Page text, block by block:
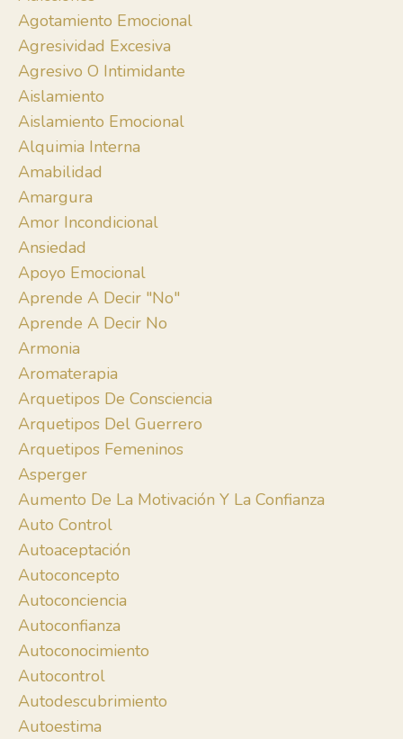
Agotamiento Emocional
Agresividad Excesiva
Agresivo O Intimidante
Aislamiento
Aislamiento Emocional
Alquimia Interna
Amabilidad
Amargura
Amor Incondicional
Ansiedad
Apoyo Emocional
Aprende A Decir "no"
Aprende A Decir No
Armonia
Aromaterapia
Arquetipos De Consciencia
Arquetipos Del Guerrero
Arquetipos Femeninos
Asperger
Aumento De La Motivación Y La Confianza
Auto Control
Autoaceptación
Autoconcepto
Autoconciencia
Autoconfianza
Autoconocimiento
Autocontrol
Autodescubrimiento
Autoestima